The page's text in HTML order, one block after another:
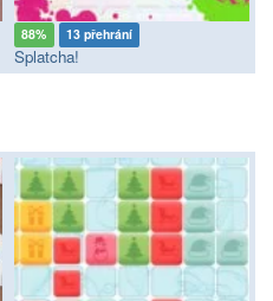
88% 13 přehrání
Splatcha!